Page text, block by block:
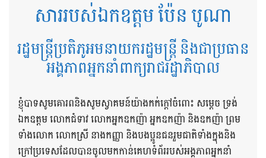
សាររបស់ឯកឧត្តម ប៉ែន បូណា
រដ្ឋមន្ត្រីប្រតិភូអមនាយករដ្ឋមន្ត្រី និងជាប្រធាន
អង្គភាពអ្នកនាំពាក្យរាជរដ្ឋាភិបាល
ខ្ញុំបាទសូមគោរពនិងសូមស្វាគមន៍យ៉ាងកក់ក្តៅចំពោះ សម្តេច ទ្រង់
ឯកឧត្តម លោកជំទាវ លោកអ្នកឧកញ៉ា អ្នកឧកញ៉ា និងឧកញ៉ា ព្រម
ទាំងលោក លោកស្រី នាងកញ្ញា និងបងប្អូនជនរួមជាតិទាំងក្នុងនិង
ក្រៅប្រទេសដែលបានចូលមកកាន់គេហទំព័ររបស់អង្គភាពអ្នកនាំ